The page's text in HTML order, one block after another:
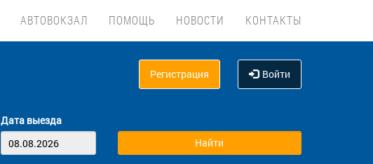
АВТОВОКЗАЛ ПОМОЩЬ НОВОСТИ КОНТАКТЫ
Регистрация Войти
Дата выезда